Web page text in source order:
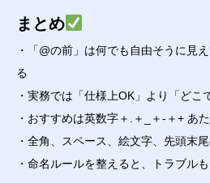
まとめ
・「@の前」は何でも自由そうに見
る
・実務では「仕様上OK」より「どこ
・おすすめは英数字＋.＋_＋-＋+ あ
・全角、スペース、絵文字、先頭末
・命名ルールを整えると、トラブル